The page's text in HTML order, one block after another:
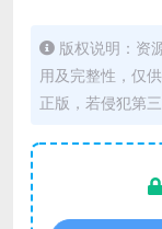
版权说明：资
用及完整性，仅
正版，若侵犯第